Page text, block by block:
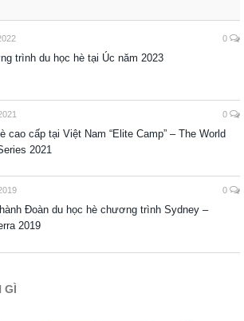
0
trình du học hè tại Úc năm 2023
0
cao cấp tại Việt Nam “Elite Camp” – The World
2021
0
Đoàn du học hè chương trình Sydney –
2019
GÌ